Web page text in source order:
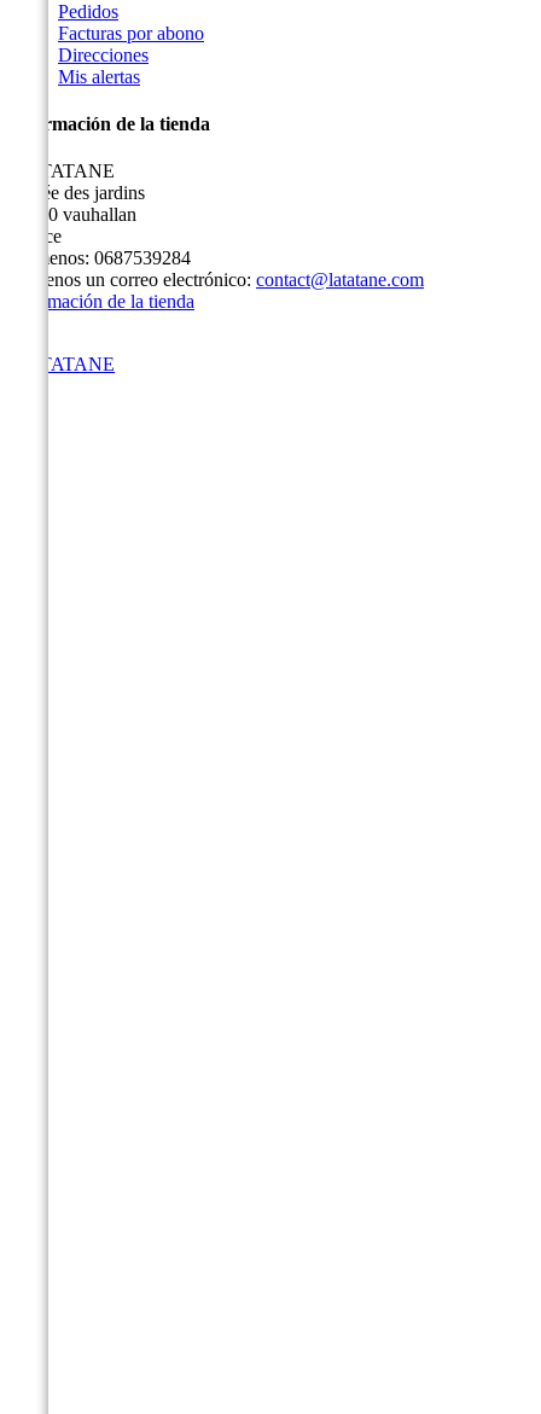
Pedidos
Facturas por abono
Direcciones
Mis alertas
Información de la tienda
LA TATANE
3 allée des jardins
91430 vauhallan
France
Llámenos: 0687539284
Envíenos un correo electrónico: contact@latatane.com
Información de la tienda
LA TATANE